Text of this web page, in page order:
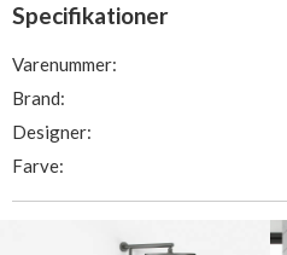
Specifikationer
Varenummer:
Brand:
Designer:
Farve: